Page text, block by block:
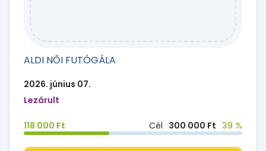
ALDI NŐI FUTÓGÁLA
2026. június 07.
Lezárult
118 000 Ft Cél 300 000 Ft 39 %